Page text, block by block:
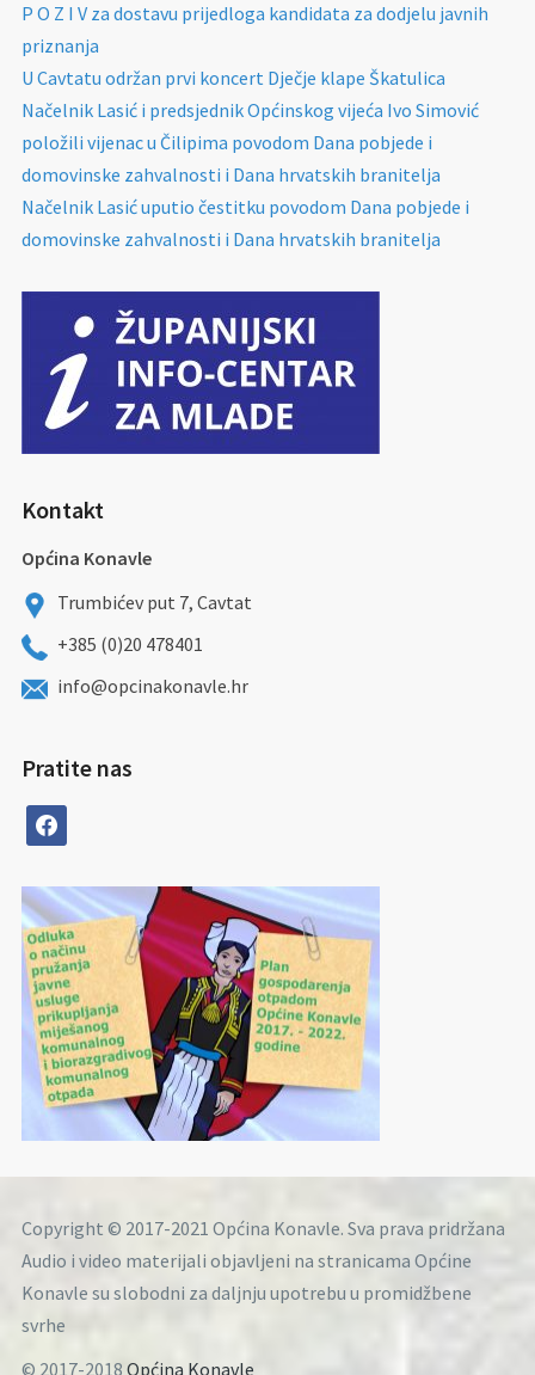
P O Z I V za dostavu prijedloga kandidata za dodjelu javnih
priznanja
U Cavtatu održan prvi koncert Dječje klape Škatulica
Načelnik Lasić i predsjednik Općinskog vijeća Ivo Simović
položili vijenac u Čilipima povodom Dana pobjede i
domovinske zahvalnosti i Dana hrvatskih branitelja
Načelnik Lasić uputio čestitku povodom Dana pobjede i
domovinske zahvalnosti i Dana hrvatskih branitelja
Kontakt
Općina Konavle
Trumbićev put 7, Cavtat
+385 (0)20 478401
info@opcinakonavle.hr
Pratite nas
facebook
Copyright © 2017-2021 Općina Konavle. Sva prava pridržana
Audio i video materijali objavljeni na stranicama Općine
Konavle su slobodni za daljnju upotrebu u promidžbene
svrhe
© 2017-2018 Općina Konavle